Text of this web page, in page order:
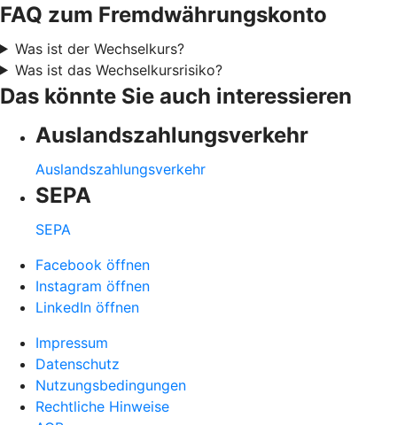
FAQ zum Fremdwährungskonto
Was ist der Wechselkurs?
Was ist das Wechselkursrisiko?
Das könnte Sie auch interessieren
Auslandszahlungsverkehr
Auslandszahlungsverkehr
SEPA
SEPA
Facebook öffnen
Instagram öffnen
LinkedIn öffnen
Impressum
Datenschutz
Nutzungsbedingungen
Rechtliche Hinweise